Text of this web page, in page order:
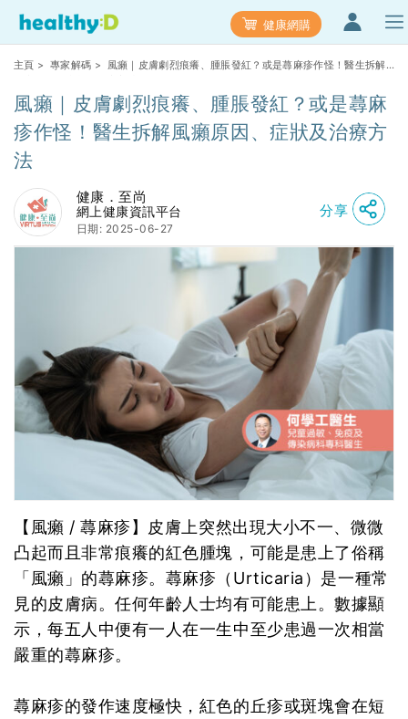
健康網購
主頁 > 專家解碼 > 風癩｜皮膚劇烈痕癢、腫脹發紅？或是蕁麻疹作怪！醫生拆解
風癩｜皮膚劇烈痕癢、腫脹發紅？或是蕁麻
疹作怪！醫生拆解風癩原因、症狀及治療方
法
健康．至尚
網上健康資訊平台
日期: 2025-06-27
分享
【風癩 / 蕁麻疹】皮膚上突然出現大小不一、微微
凸起而且非常痕癢的紅色腫塊，可能是患上了俗稱
「風癩」的蕁麻疹。蕁麻疹（Urticaria）是一種常
見的皮膚病。任何年齡人士均有可能患上。數據顯
示，每五人中便有一人在一生中至少患過一次相當
嚴重的蕁麻疹。
蕁麻疹的發作速度極快，紅色的丘疹或斑塊會在短